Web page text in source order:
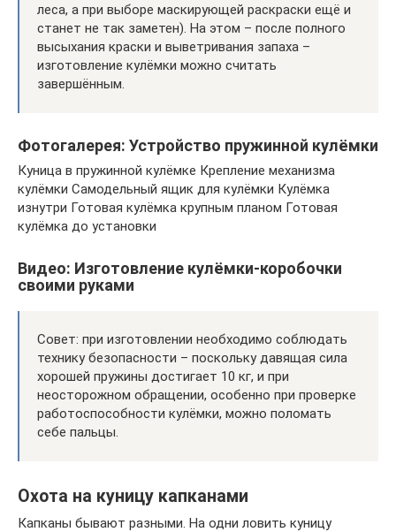
леса, а при выборе маскирующей раскраски ещё и
станет не так заметен). На этом – после полного
высыхания краски и выветривания запаха –
изготовление кулёмки можно считать
завершённым.
Фотогалерея: Устройство пружинной кулёмки
Куница в пружинной кулёмке Крепление механизма
кулёмки Самодельный ящик для кулёмки Кулёмка
изнутри Готовая кулёмка крупным планом Готовая
кулёмка до установки
Видео: Изготовление кулёмки-коробочки
своими руками
Совет: при изготовлении необходимо соблюдать
технику безопасности – поскольку давящая сила
хорошей пружины достигает 10 кг, и при
неосторожном обращении, особенно при проверке
работоспособности кулёмки, можно поломать
себе пальцы.
Охота на куницу капканами
Капканы бывают разными. На одни ловить куницу